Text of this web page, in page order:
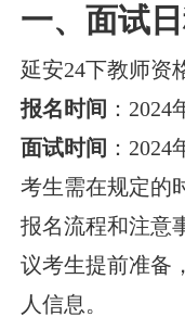
一、面试
延安24下教师资
报名时间 ：2024
面试时间 ：2024
考生需在规定的
报名流程和注意
议考生提前准备
人信息。